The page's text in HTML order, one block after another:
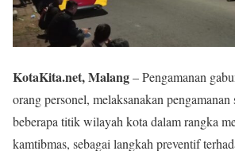
KotaKita.net, Malang– Pengamanan
orang personel, melaksanakan pengamanan
beberapa titik wilayah kota dalam rangka
kamtibmas, sebagai langkah preventif